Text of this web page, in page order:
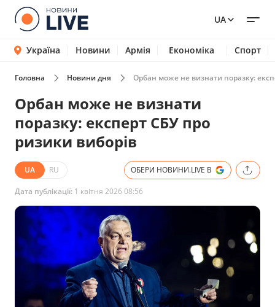
UA
Україна Новини Армія Економіка Спорт
Головна Новини дня Орбан може не визнати поразку:
Орбан може не визнати
поразку: експерт СБУ про
ризики виборів
UA RU ОБЕРИ НОВИНИ.LIVE В
Дата публікації: 1 квітня 2026 08:56